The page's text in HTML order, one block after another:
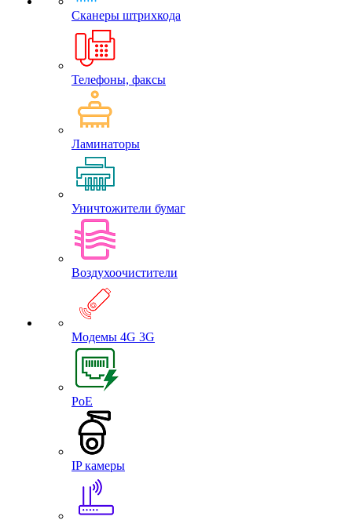
Сканеры штрихкода
Телефоны, факсы
Ламинаторы
Уничтожители бумаг
Воздухоочистители
Модемы 4G 3G
PoE
IP камеры